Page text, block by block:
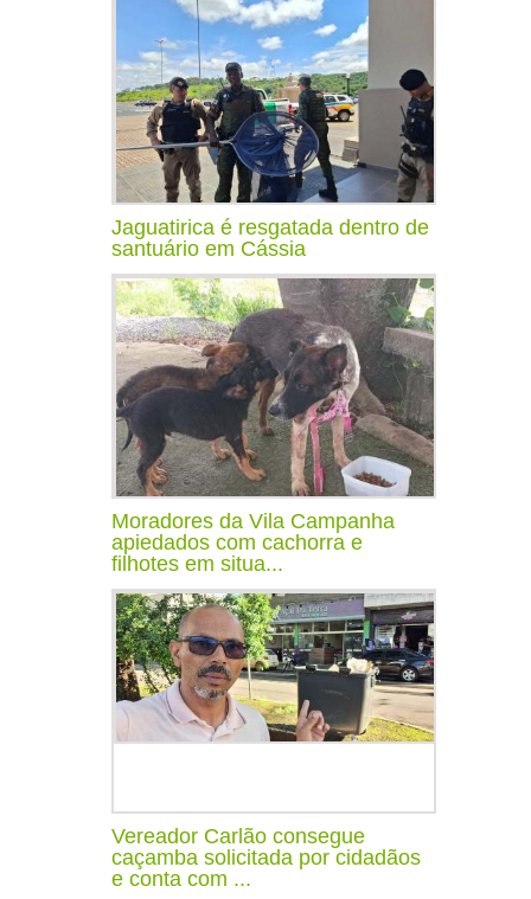
Jaguatirica é resgatada dentro de
santuário em Cássia
Moradores da Vila Campanha
apiedados com cachorra e
filhotes em situa...
Vereador Carlão consegue
caçamba solicitada por cidadãos
e conta com ...